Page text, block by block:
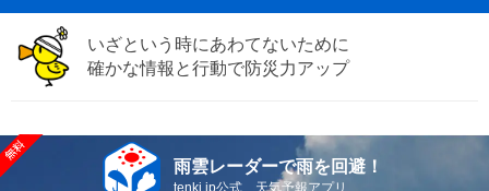
いざという時にあわてないために
確かな情報と行動で防災力アップ
雨雲レーダーで雨を回避！
tenki.jp公式 天気予報アプリ